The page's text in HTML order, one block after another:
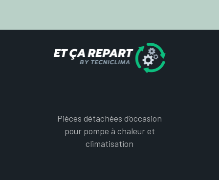
Pièces détachées d’occasion
pour pompe à chaleur et
climatisation